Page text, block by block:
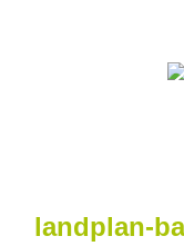
landplan-